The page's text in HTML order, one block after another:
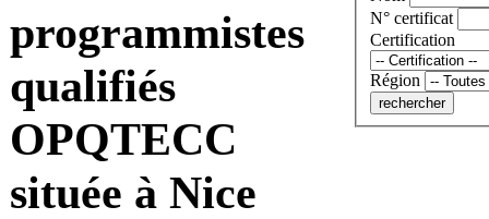
programmistes
qualifiés
OPQTECC
située à Nice
N° certificat
Certification
Région